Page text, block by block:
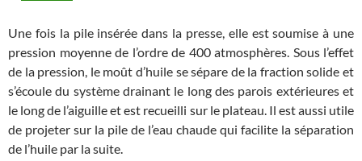
Une fois la pile insérée dans la presse, elle est soumise à une
pression moyenne de l’ordre de 400 atmosphères. Sous l’effet
de la pression, le moût d’huile se sépare de la fraction solide et
s’écoule du système drainant le long des parois extérieures et
le long de l’aiguille et est recueilli sur le plateau. Il est aussi utile
de projeter sur la pile de l’eau chaude qui facilite la séparation
de l’huile par la suite.